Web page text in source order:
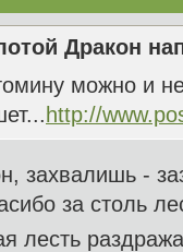
Дракон
можно и
http://
захвалишь -
за столь
лесть